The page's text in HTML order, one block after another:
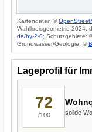
Kartendaten ©
Wahlkreisgeometrie 2024,
de/by-2-0; Schutzgebiete:
Grundwasser/Geologie: ©
Lageprofil für
72
/100 solide